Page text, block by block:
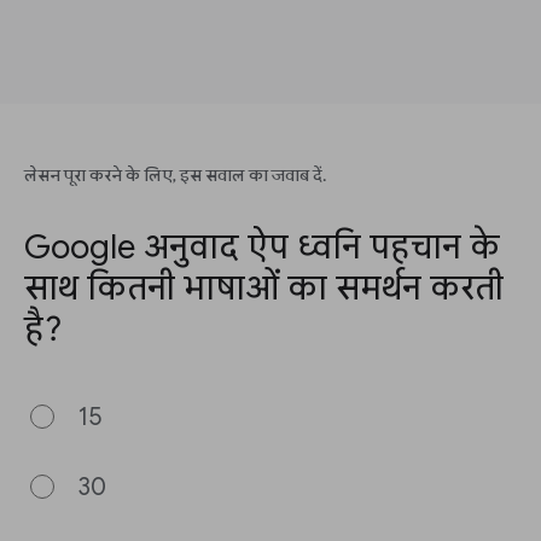
लेसन पूरा करने के लिए, इस सवाल का जवाब दें.
Google अनुवाद ऐप ध्वनि पहचान के
साथ कितनी भाषाओं का समर्थन करती
है?
15
30